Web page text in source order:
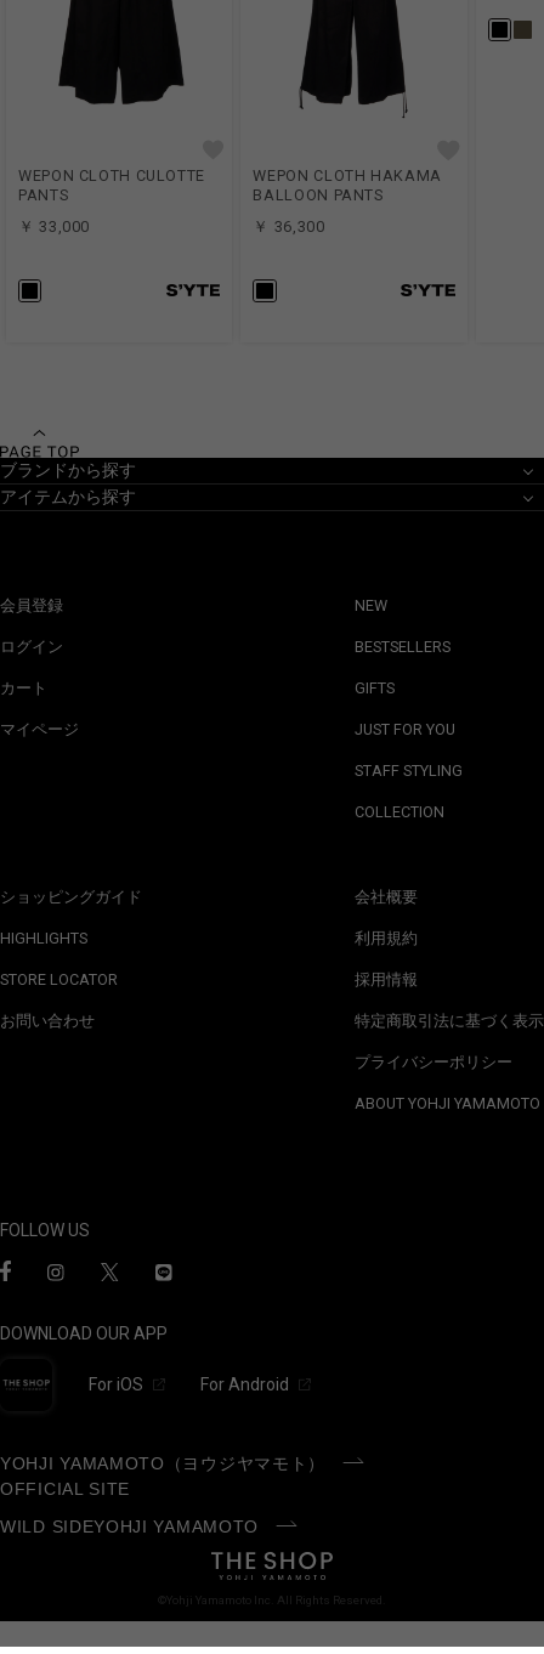
WEPON CLOTH CULOTTE
PANTS
￥ 33,000
WEPON CLOTH HAKAMA
BALLOON PANTS
￥ 36,300
ブランドから探す
アイテムから探す
会員登録
ログイン
カート
マイページ
ショッピングガイド
HIGHLIGHTS
STORE LOCATOR
お問い合わせ
NEW
BESTSELLERS
GIFTS
JUST FOR YOU
STAFF STYLING
COLLECTION
会社概要
利用規約
採用情報
特定商取引法に基づく表示
プライバシーポリシー
ABOUT YOHJI YAMAMOTO
FOLLOW US
DOWNLOAD OUR APP
For iOS For Android
YOHJI YAMAMOTO（ヨウジヤマモト）
OFFICIAL SITE
WILD SIDEYOHJI YAMAMOTO
©Yohji Yamamoto Inc. All Rights Reserved.